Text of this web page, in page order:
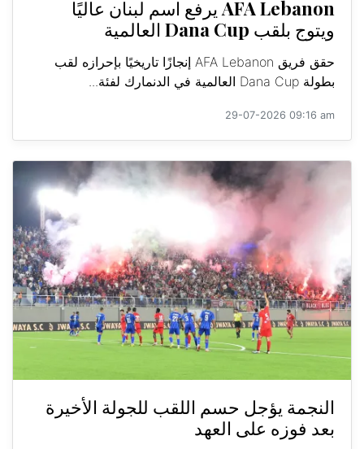
AFA Lebanon يرفع اسم لبنان عاليًا
ويتوج بلقب Dana Cup العالمية
حقق فريق AFA Lebanon إنجازًا تاريخيًا بإحرازه لقب
بطولة Dana Cup العالمية في الدنمارك لفئة...
29-07-2026 09:16 am
النجمة يؤجل حسم اللقب للجولة الأخيرة
بعد فوزه على العهد